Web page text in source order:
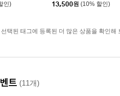
인)
13,500원 (10% 할인)
택된 태그에 등록된 더 많은 상품을 확인해
트 (11개)